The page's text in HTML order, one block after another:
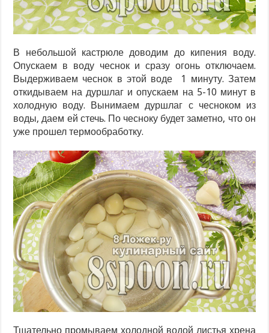
В небольшой кастрюле доводим до кипения воду.
Опускаем в воду чеснок и сразу огонь отключаем.
Выдерживаем чеснок в этой воде 1 минуту. Затем
откидываем на дуршлаг и опускаем на 5-10 минут в
холодную воду. Вынимаем дуршлаг с чесноком из
воды, даем ей стечь. По чесноку будет заметно, что он
уже прошел термообработку.
Тщательно промываем холодной водой листья хрена